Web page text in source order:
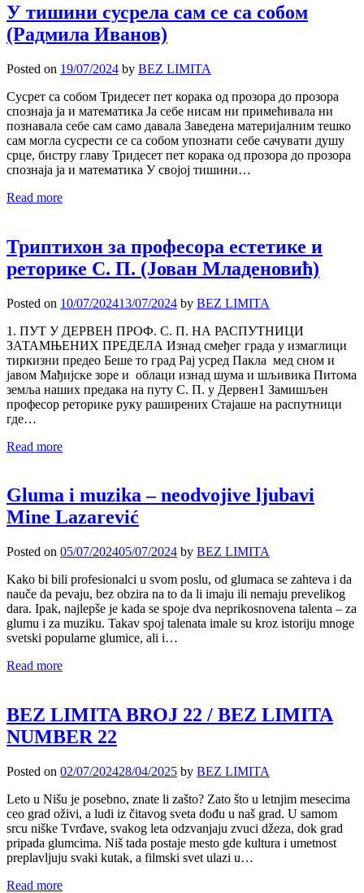
У тишини сусрела сам се са собом
(Радмила Иванов)
Posted on 19/07/2024 by BEZ LIMITA
Сусрет са собом Тридесет пет корака од прозора до прозора
спознаја ја и математика Ја себе нисам ни примећивала ни
познавала себе сам само давала Заведена материјалним тешко
сам могла сусрести се са собом упознати себе сачувати душу
срце, бистру главу Тридесет пет корака од прозора до прозора
спознаја ја и математика У својој тишини…
Read more
Триптихон за професора естетике и
реторике С. П. (Јован Младеновић)
Posted on 10/07/202413/07/2024 by BEZ LIMITA
1. ПУТ У ДЕРВЕН ПРОФ. С. П. НА РАСПУТНИЦИ
ЗАТАМЊЕНИХ ПРЕДЕЛА Изнад смеђег града у измаглици
тиркизни предео Беше то град Рај усред Пакла мед сном и
јавом Мађијске зоре и облаци изнад шума и шљивика Питома
земља наших предака на путу С. П. у Дервен1 Замишљен
професор реторике руку раширених Стајаше на распутници
где…
Read more
Gluma i muzika – neodvojive ljubavi
Mine Lazarević
Posted on 05/07/202405/07/2024 by BEZ LIMITA
Kako bi bili profesionalci u svom poslu, od glumaca se zahteva i da
nauče da pevaju, bez obzira na to da li imaju ili nemaju prevelikog
dara. Ipak, najlepše je kada se spoje dva neprikosnovena talenta – za
glumu i za muziku. Takav spoj talenata imale su kroz istoriju mnoge
svetski popularne glumice, ali i…
Read more
BEZ LIMITA BROJ 22 / BEZ LIMITA
NUMBER 22
Posted on 02/07/202428/04/2025 by BEZ LIMITA
Leto u Nišu je posebno, znate li zašto? Zato što u letnjim mesecima
ceo grad oživi, a ludi iz čitavog sveta dođu u naš grad. U samom
srcu niške Tvrđave, svakog leta odzvanjaju zvuci džeza, dok grad
pripada glumcima. Niš tada postaje mesto gde kultura i umetnost
preplavljuju svaki kutak, a filmski svet ulazi u…
Read more